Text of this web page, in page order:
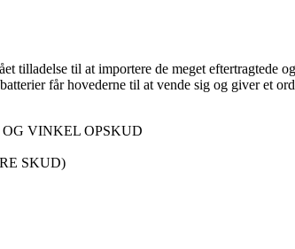
tilladelse til at importere de meget
får hovederne til at vende sig og giver et
VINKEL OPSKUD
SKUD)